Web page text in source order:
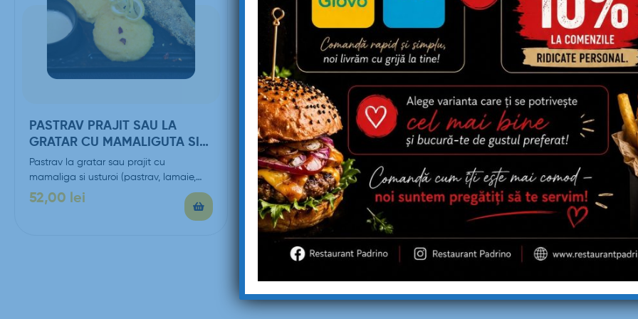
PASTRAV PRAJIT SAU LA
GRATAR CU MAMALIGUTA SI
USTUROI – 350G/250G
Pastrav la gratar sau prajit cu
mamaliga si usturoi (pastrav, lamaie,
mamaliga)
52,00 lei
PLATOU TRADITIONAL
BUCOVINEAN – 1500G
Platou traditional Bucovinean (cotlet de
porc, ceafa de porc, coaste de porc,
carnaciori proaspeti, cartofi…
145,00lei
PLATOU TRADITIONAL
MOLDOVENESC 1+1 –
Platou traditional
de porc, piept de porc,
burduf, 4 mici, cartofi…
120,00lei